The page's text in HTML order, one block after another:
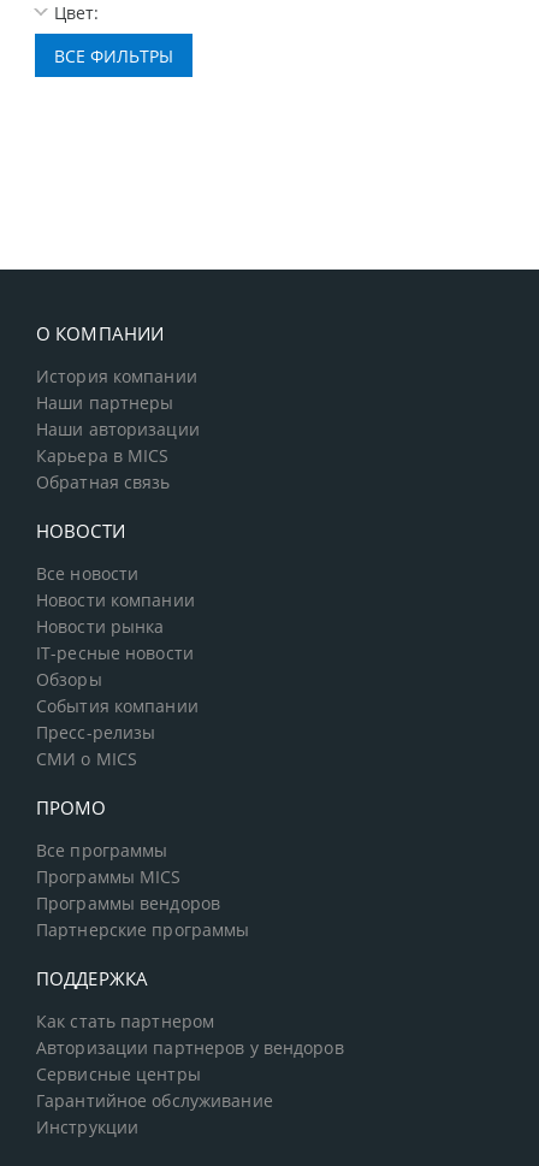
Цвет:
О КОМПАНИИ
История компании
Наши партнеры
Наши авторизации
Карьера в MICS
Обратная связь
НОВОСТИ
Все новости
Новости компании
Новости рынка
IT-ресные новости
Обзоры
События компании
Пресс-релизы
СМИ о MICS
ПРОМО
Все программы
Программы MICS
Программы вендоров
Партнерские программы
ПОДДЕРЖКА
Как стать партнером
Авторизации партнеров у вендоров
Сервисные центры
Гарантийное обслуживание
Инструкции